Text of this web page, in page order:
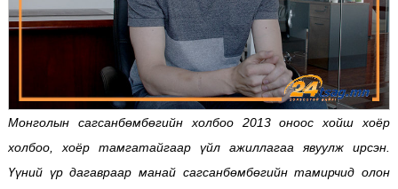
Монголын сагсанбөмбөгийн холбоо 2013 оноос хойш хоёр
холбоо, хоёр тамгатайгаар үйл ажиллагаа явуулж ирсэн.
Үүний үр дагавраар манай сагсанбөмбөгийн тамирчид олон